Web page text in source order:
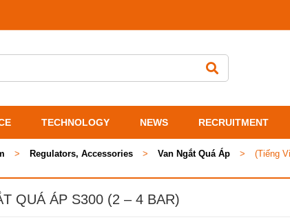
TECHNOLOGY NEWS RECRUITMENT
> Regulators, Accessories > Van Ngắt Quá Áp >
(Tiếng
QUÁ ÁP S300 (2 – 4 BAR)